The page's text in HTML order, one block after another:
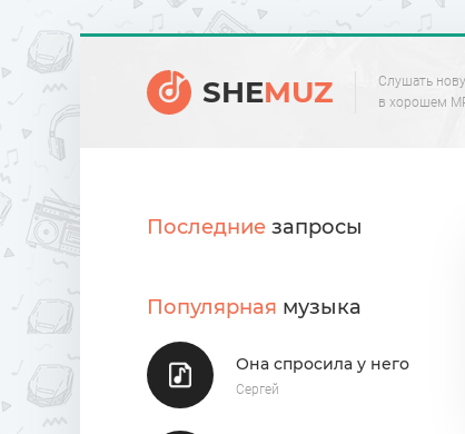
SHEMUZ
Слушать
в хорошем
Последние запросы
Популярная музыка
Она спросила у него
Сергей